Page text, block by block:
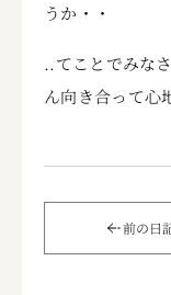
うか・・
..てことでみな
ん向き合って心
前の日